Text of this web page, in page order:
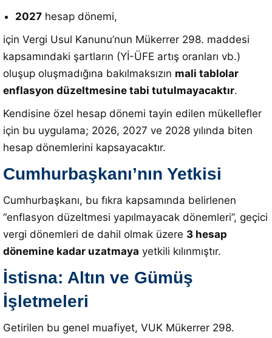
2027 hesap dönemi,
için Vergi Usul Kanunu’nun Mükerrer 298. maddesi
kapsamındaki şartların (Yİ-ÜFE artış oranları vb.)
oluşup oluşmadığına bakılmaksızın mali tablolar
enflasyon düzeltmesine tabi tutulmayacaktır.
Kendisine özel hesap dönemi tayin edilen mükellefler
için bu uygulama; 2026, 2027 ve 2028 yılında biten
hesap dönemlerini kapsayacaktır.
Cumhurbaşkanı’nın Yetkisi
Cumhurbaşkanı, bu fıkra kapsamında belirlenen
“enflasyon düzeltmesi yapılmayacak dönemleri”, geçici
vergi dönemleri de dahil olmak üzere 3 hesap
dönemine kadar uzatmaya yetkili kılınmıştır.
İstisna: Altın ve Gümüş
İşletmeleri
Getirilen bu genel muafiyet, VUK Mükerrer 298.